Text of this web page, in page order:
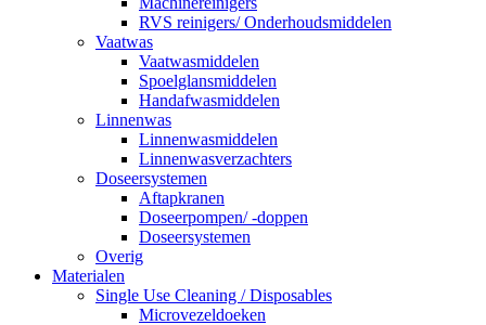
RVS reinigers/ Onderhoudsmiddelen
Vaatwas
Vaatwasmiddelen
Spoelglansmiddelen
Handafwasmiddelen
Linnenwas
Linnenwasmiddelen
Linnenwasverzachters
Doseersystemen
Aftapkranen
Doseerpompen/ -doppen
Doseersystemen
Overig
Materialen
Single Use Cleaning / Disposables
Microvezeldoeken